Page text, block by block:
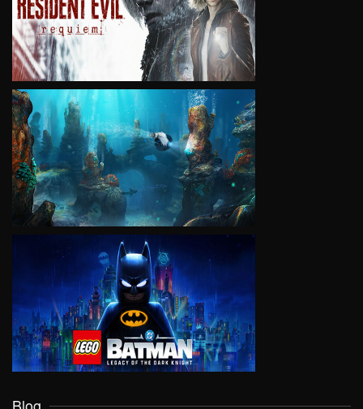
VIEW
VIEW
VIEW